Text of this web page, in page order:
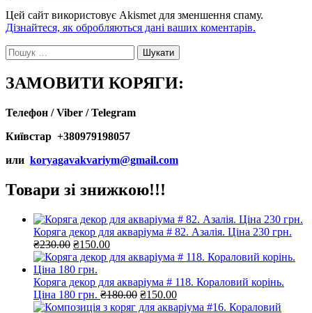
Цей сайт використовує Akismet для зменшення спаму.
Дізнайтеся, як обробляються дані ваших коментарів.
Пошук:
ЗАМОВИТИ КОРЯГИ:
Телефон / Viber / Telegram
Київстар +380979198057
или koryagavakvariym@gmail.com
Товари зі знижкою!!!
Коряга декор для акваріума # 82. Азалія. Ціна 230 грн.
₴230.00 Оригінальна
ціна:
₴230.00.
₴150.00Поточна
ціна:
Коряга декор для акваріума # 118. Кораловий корінь.
Ціна 180 грн. ₴180.00 Оригінальна
ціна:
₴150.00Поточна
ціна: